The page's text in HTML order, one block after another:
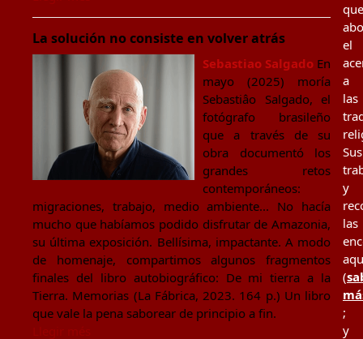
La solución no consiste en volver atrás
Sebastiao Salgado En
mayo (2025) moría
Sebastiâo Salgado, el
fotógrafo brasileño
que a través de su
obra documentó los
grandes retos
contemporáneos:
migraciones, trabajo, medio ambiente... No hacía
mucho que habíamos podido disfrutar de Amazonia,
su última exposición. Bellísima, impactante. A modo
de homenaje, compartimos algunos fragmentos
finales del libro autobiográfico: De mi tierra a la
Tierra. Memorias (La Fábrica, 2023. 164 p.) Un libro
que vale la pena saborear de principio a fin.
que
el
a
las
Sus
y
las
(
;
y